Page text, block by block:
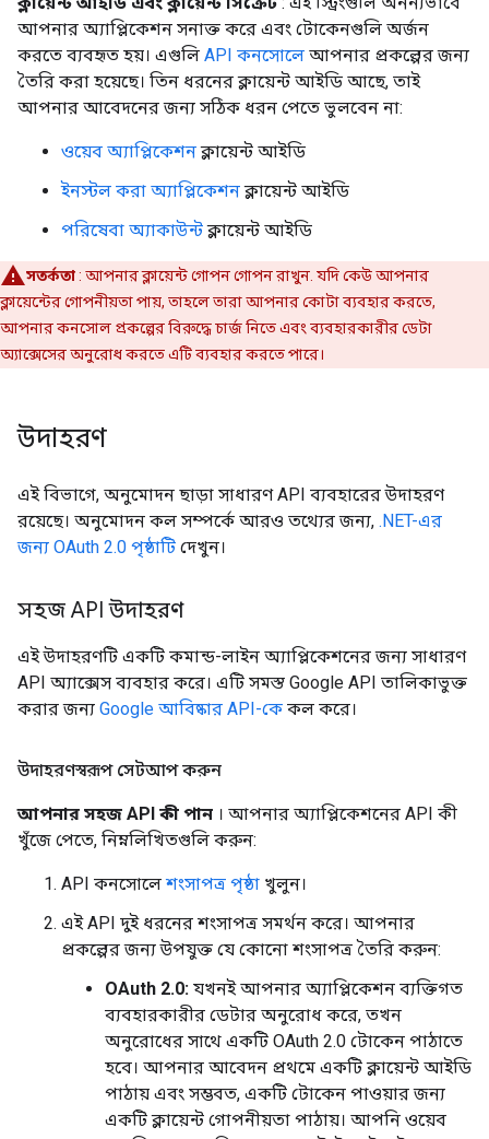
আপনার অ্যাপ্লিকেশন সনাক্ত করে এবং টোকেনগুলি অর্জন
করতে ব্যবহৃত হয়। এগুলি API কনসোলে আপনার প্রকল্পের জন্য
তৈরি করা হয়েছে। তিন ধরনের ক্লায়েন্ট আইডি আছে, তাই
আপনার আবেদনের জন্য সঠিক ধরন পেতে ভুলবেন না:
ওয়েব অ্যাপ্লিকেশনক্লায়েন্ট আইডি
ইনস্টল করা অ্যাপ্লিকেশনক্লায়েন্ট আইডি
পরিষেবা অ্যাকাউন্টক্লায়েন্ট আইডি
সতর্কতা: আপনার ক্লায়েন্ট গোপন গোপন রাখুন. যদি কেউ আপনার
ক্লায়েন্টের গোপনীয়তা পায়, তাহলে তারা আপনার কোটা ব্যবহার করতে,
আপনার কনসোল প্রকল্পের বিরুদ্ধে চার্জ নিতে এবং ব্যবহারকারীর ডেটা
অ্যাক্সেসের অনুরোধ করতে এটি ব্যবহার করতে পারে।
উদাহরণ
এই বিভাগে, অনুমোদন ছাড়া সাধারণ API ব্যবহারের উদাহরণ
রয়েছে। অনুমোদন কল সম্পর্কে আরও তথ্যের জন্য, .NET-এর
জন্য OAuth 2.0 পৃষ্ঠাটি দেখুন।
সহজ API উদাহরণ
এই উদাহরণটি একটি কমান্ড-লাইন অ্যাপ্লিকেশনের জন্য সাধারণ
API অ্যাক্সেস ব্যবহার করে। এটি সমস্ত Google API তালিকাভুক্ত
করার জন্য Google আবিষ্কার API-কে কল করে।
উদাহরণস্বরূপ সেটআপ করুন
আপনার সহজ API কী পান । আপনার অ্যাপ্লিকেশনের API কী
খুঁজে পেতে, নিম্নলিখিতগুলি করুন:
API কনসোলেশংসাপত্র পৃষ্ঠা খুলুন।
এই API দুই ধরনের শংসাপত্র সমর্থন করে। আপনার
প্রকল্পের জন্য উপযুক্ত যে কোনো শংসাপত্র তৈরি করুন:
OAuth 2.0: যখনই আপনার অ্যাপ্লিকেশন ব্যক্তিগত
ব্যবহারকারীর ডেটার অনুরোধ করে, তখন
অনুরোধের সাথে একটি OAuth 2.0 টোকেন পাঠাতে
হবে। আপনার আবেদন প্রথমে একটি ক্লায়েন্ট আইডি
পাঠায় এবং সম্ভবত, একটি টোকেন পাওয়ার জন্য
একটি ক্লায়েন্ট গোপনীয়তা পাঠায়। আপনি ওয়েব